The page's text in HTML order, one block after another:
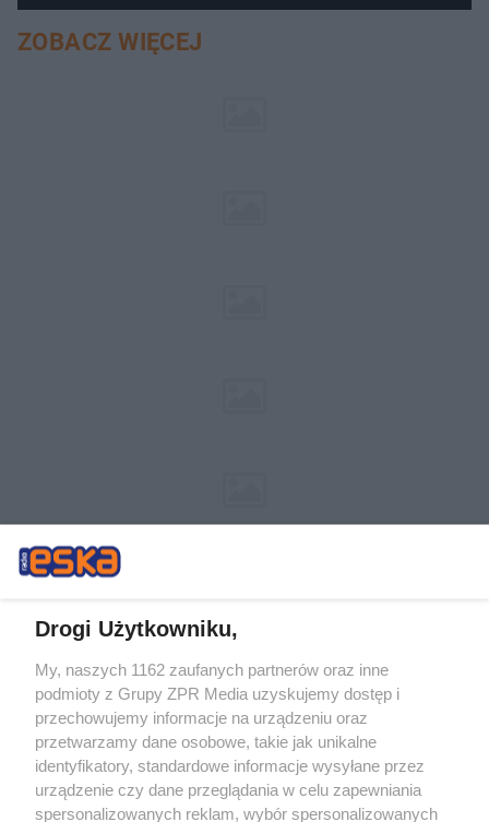
ZOBACZ WIĘCEJ
Żaden utwór zamieszczony w serwisie nie może być powielany i
rozpowszechniany lub dalej rozpowszechniany w jakikolwiek sposób (w
tym także elektroniczny lub mechaniczny) na jakimkolwiek polu
eksploatacji w jakiejkolwiek formie, włącznie z umieszczaniem w Internecie
bez pisemnej zgody właściciela praw. Jakiekolwiek użycie lub
wykorzystanie utworów w całości lub w części z naruszeniem prawa, tzn.
bez właściwej zgody, jest zabronione pod groźbą kary i może być ścigane
prawnie.
Drogi Użytkowniku,
My, naszych 1162 zaufanych partnerów oraz inne
podmioty z Grupy ZPR Media uzyskujemy dostęp i
przechowujemy informacje na urządzeniu oraz
przetwarzamy dane osobowe, takie jak unikalne
identyfikatory, standardowe informacje wysyłane przez
urządzenie czy dane przeglądania w celu zapewniania
spersonalizowanych reklam, wybór spersonalizowanych